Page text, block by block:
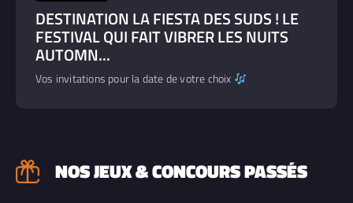
DESTINATION LA FIESTA DES SUDS ! LE
FESTIVAL QUI FAIT VIBRER LES NUITS
AUTOMN...
Vos invitations pour la date de votre choix
NOS JEUX & CONCOURS PASSÉS